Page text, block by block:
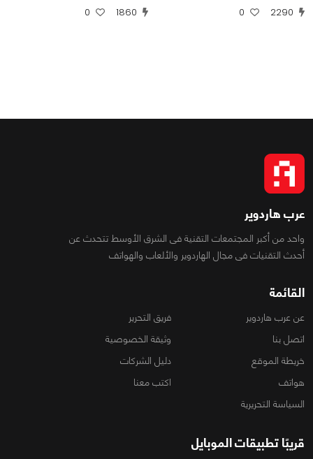
2290
0
1860
0
عرب هاردوير
واحد من أكبر المجتمعات التقنية فى الشرق الأوسط تتحدث عن
أحدث التقنيات فى مجال الهاردوير والألعاب والهواتف
القائمة
عن عرب هاردوير
فريق التحرير
اتصل بنا
وثيقة الخصوصية
خريطة الموقع
دليل الشركات
هواتف
اكتب معنا
السياسة التحريرية
قريبًا تطبيقات الموبايل